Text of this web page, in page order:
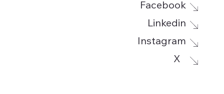
Facebook
Linkedin
Instagram
X